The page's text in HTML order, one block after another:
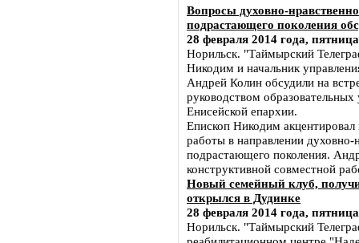
Вопросы духовно-
подрастающего поколения
28 февраля 2014 года,
Норильск. "Таймырский
Никодим и начальник
Андрей Колин обсудили на
руководством
Енисейской епархии.
Епископ Никодим
работы в направлении духовно-
подрастающего поколения.
конструктивной совместной
Новый семейный клуб,
открылся в Дудинке
28 февраля 2014 года,
Норильск. "Таймырский